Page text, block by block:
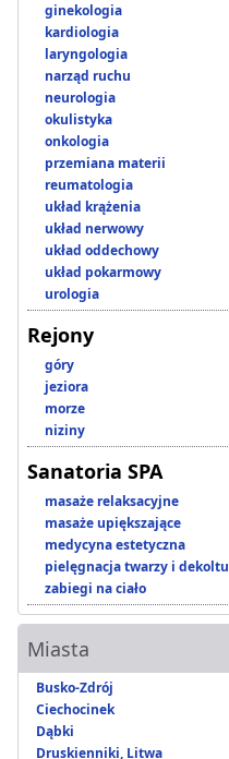
ginekologia
kardiologia
laryngologia
narząd ruchu
neurologia
okulistyka
onkologia
przemiana materii
reumatologia
układ krążenia
układ nerwowy
układ oddechowy
układ pokarmowy
urologia
Rejony
góry
jeziora
morze
niziny
Sanatoria SPA
masaże relaksacyjne
masaże upiększające
medycyna estetyczna
pielęgnacja twarzy i dekoltu
zabiegi na ciało
Miasta
Busko-Zdrój
Ciechocinek
Dąbki
Druskienniki, Litwa